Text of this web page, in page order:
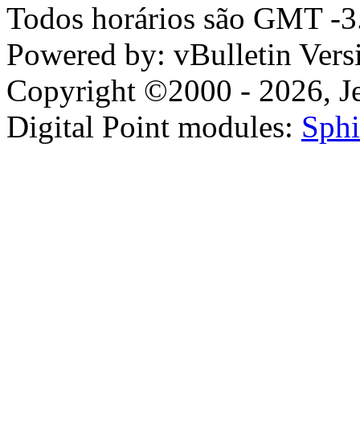
Todos horários são GMT -
Powered by: vBulletin
Copyright ©2000 - 2026,
Digital Point modules: